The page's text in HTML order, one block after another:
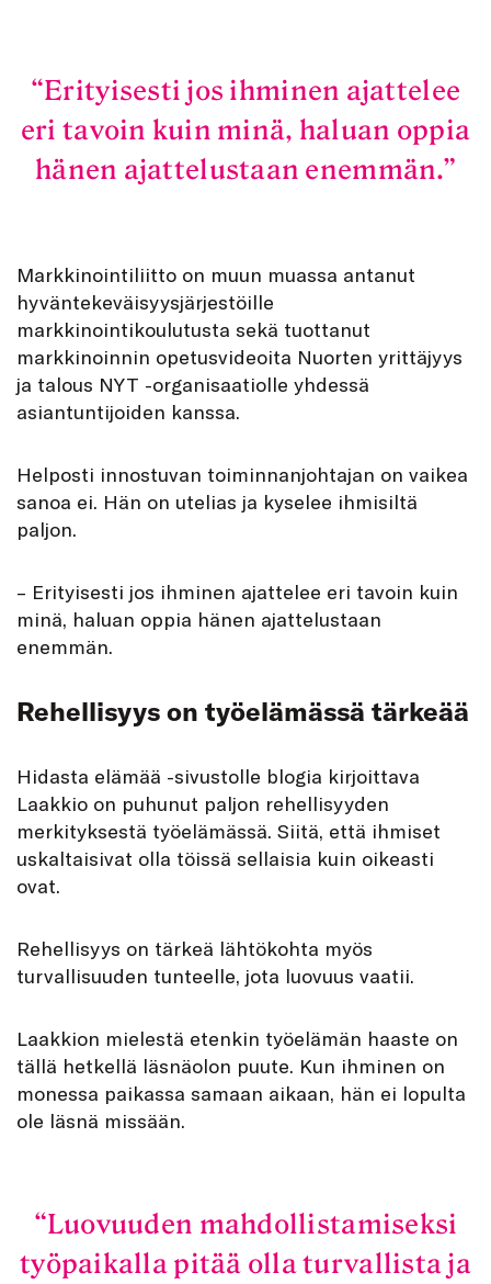
Erityisesti jos ihminen ajattelee
eri tavoin kuin minä, haluan oppia
hänen ajattelustaan enemmän.
Markkinointiliitto on muun muassa antanut
hyväntekeväisyysjärjestöille
markkinointikoulutusta sekä tuottanut
markkinoinnin opetusvideoita Nuorten yrittäjyys
ja talous NYT -organisaatiolle yhdessä
asiantuntijoiden kanssa.
Helposti innostuvan toiminnanjohtajan on vaikea
sanoa ei. Hän on utelias ja kyselee ihmisiltä
paljon.
– Erityisesti jos ihminen ajattelee eri tavoin kuin
minä, haluan oppia hänen ajattelustaan
enemmän.
Rehellisyys on työelämässä tärkeää
Hidasta elämää -sivustolle blogia kirjoittava
Laakkio on puhunut paljon rehellisyyden
merkityksestä työelämässä. Siitä, että ihmiset
uskaltaisivat olla töissä sellaisia kuin oikeasti
ovat.
Rehellisyys on tärkeä lähtökohta myös
turvallisuuden tunteelle, jota luovuus vaatii.
Laakkion mielestä etenkin työelämän haaste on
tällä hetkellä läsnäolon puute. Kun ihminen on
monessa paikassa samaan aikaan, hän ei lopulta
ole läsnä missään.
Luovuuden mahdollistamiseksi
työpaikalla pitää olla turvallista ja